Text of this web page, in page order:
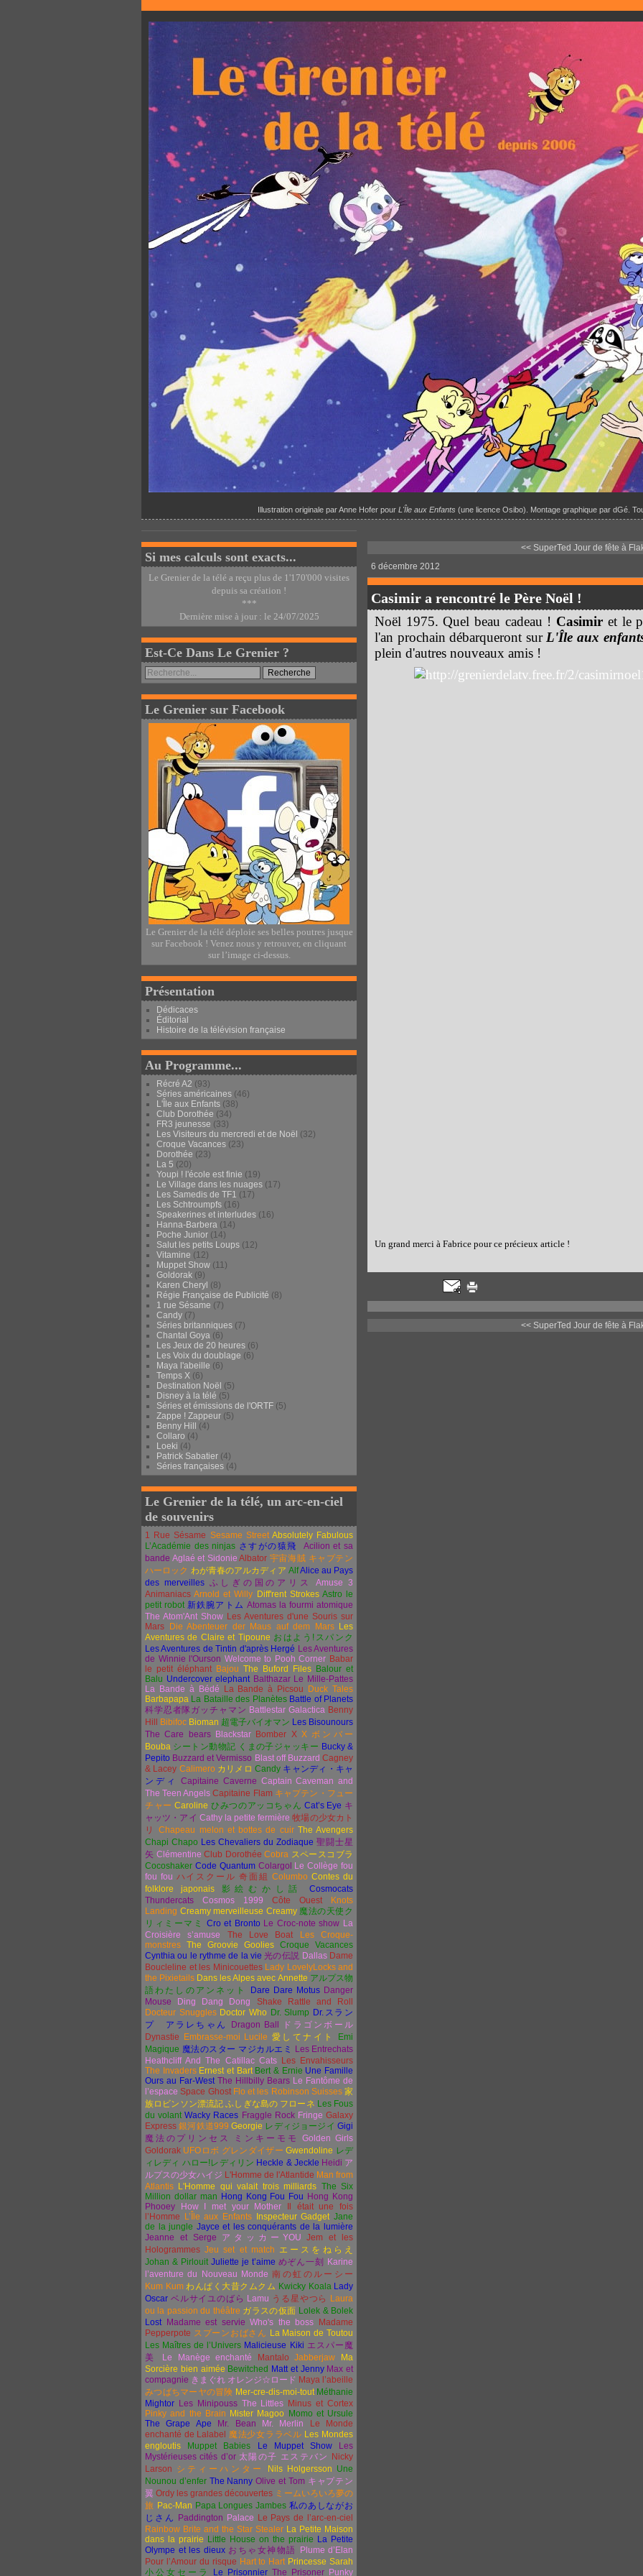
Illustration originale par Anne Hofer pour L'Île aux Enfants (une licence Osibo). Montage graphique par dGé.
Si mes calculs sont exacts...
Le Grenier de la télé a reçu plus de 1'170'000 visites
depuis sa création !
***
Dernière mise à jour : le 24/07/2025
Est-Ce Dans Le Grenier ?
Le Grenier sur Facebook
Le Grenier de la télé déploie ses belles poutres jusque
sur Facebook ! Venez nous y retrouver, en cliquant
sur l’image ci-dessus.
Présentation
Dédicaces
Éditorial
Histoire de la télévision française
Au Programme...
Récré A2 (93)
Séries américaines (46)
L'Île aux Enfants (38)
Club Dorothée (34)
FR3 jeunesse (33)
Les Visiteurs du mercredi et de Noël (32)
Croque Vacances (23)
Dorothée (23)
La 5 (20)
Youpi ! l'école est finie (19)
Le Village dans les nuages (17)
Les Samedis de TF1 (17)
Les Schtroumpfs (16)
Speakerines et interludes (16)
Hanna-Barbera (14)
Poche Junior (14)
Salut les petits Loups (12)
Vitamine (12)
Muppet Show (11)
Goldorak (9)
Karen Cheryl (8)
Régie Française de Publicité (8)
1 rue Sésame (7)
Candy (7)
Séries britanniques (7)
Chantal Goya (6)
Les Jeux de 20 heures (6)
Les Voix du doublage (6)
Maya l'abeille (6)
Temps X (6)
Destination Noël (5)
Disney à la télé (5)
Séries et émissions de l'ORTF (5)
Zappe ! Zappeur (5)
Benny Hill
(4)
Collaro (4)
Loeki (4)
Patrick Sabatier (4)
Séries françaises (4)
Le Grenier de la télé, un arc-en-ciel
de souvenirs
1 Rue Sésame Sesame Street Absolutely Fabulous
L’Académie des ninjas さすがの猿飛
Acilion et sa
bande Aglaé et Sidonie Albator 宇宙海賊 キャプテン
ハーロック わが青春のアルカディア AlfAlice au Pays
des merveilles ふしぎの国のアリス
Amuse 3
Animaniacs Arnold et Willy Diff'rent Strokes Astro le
petit robot 新鉄腕アトム Atomas la fourmi atomique
The Atom'Ant Show Les Aventures d'une Souris sur
Mars
Die Abenteuer der Maus auf dem Mars
Les
Aventures de Claire et Tipoune おはよ う ! スパンク
Les Aventures de Tintin d'après Hergé Les Aventures
de Winnie l'Ourson Welcome to Pooh Corner Babar
le petit éléphant Bajou The Buford Files Balour et
Balu Undercover elephant Balthazar Le Mille-Pattes
La Bande à Bédé
La Bande à Picsou
Duck Tales
Barbapapa La Bataille des Planètes Battle of Planets
科学忍者隊ガッチャマン Battlestar Galactica Benny
Hill
Bibifoc Bioman 超電子バイオマン Les Bisounours
The Care bears Blackstar Bomber X Xボンバー
Bouba シートン動物記 くまの子ジャッキー Bucky &
Pepito Buzzard et Vermisso Blast off Buzzard Cagney
& Lacey Calimero カリメロ Candy キャンディ・キャ
ンディ
Capitaine Caverne Captain Caveman and
The Teen Angels Capitaine Flam キャプテン ・ フュー
チャー Caroline ひみつのアッコちゃん Cat’s Eye キ
ャッツ・アイ Cathy la petite fermière 牧場の少女カト
リ
Chapeau melon et bottes de cuir The Avengers
Chapi Chapo Les Chevaliers du Zodiaque 聖闘士星
矢 Clémentine Club Dorothée Cobra スペースコブラ
Cocoshaker Code Quantum Colargol
Le Collège fou
fou fou ハイスクール 奇面組 Columbo Contes du
folklore japonais
影絵むかし話
Cosmocats
Thundercats
Cosmos 1999 Côte Ouest
Knots
Landing Creamy merveilleuse Creamy 魔法の天使ク
リィミーマミ
Cro et Bronto Le Croc-note show La
Croisière s’amuse
The Love Boat
Les Croque-
monstres The Groovie Goolies Croque Vacances
Cynthia ou le rythme de la vie 光の伝説 Dallas Dame
Boucleline et les Minicouettes Lady LovelyLocks and
the Pixietails Dans les Alpes avec Annette アルプス物
語わたしのアンネット
Dare Dare Motus Danger
Mouse
Ding Dang Dong
Shake Rattle and Roll
Docteur Snuggles Doctor Who Dr. Slump Dr. スラン
プ
アラレちゃん Dragon Ball
ドラゴンボール
Dynastie
Embrasse-moi Lucile 愛してナイト
Emi
Magique 魔法のスター マジカルエミ
Les Entrechats
Heathcliff And The Catillac Cats Les Envahisseurs
The Invaders Ernest et Bart Bert & Ernie Une Famille
Ours au Far-West The Hillbilly Bears Le Fantôme de
l’espace Space Ghost Flo et les Robinson Suisses 家
族ロビンソン漂流記 ふしぎな島の フローネ Les Fous
du volant Wacky Races Fraggle Rock Fringe Galaxy
Express 銀河鉄道999 Georgie レディジョージイ Gigi
魔法のプリンセス ミンキ ーモモ
Golden Girls
Goldorak UFO ロボ グレンダイザー Gwendoline レデ
ィレディ ハロー!レディリン Heckle & Jeckle Heidi ア
ルプスの少女ハイジ L'Homme de l'Atlantide Man from
Atlantis L'Homme qui valait trois milliards The Six
Million dollar man Hong Kong Fou Fou Hong Kong
Phooey
How I met your Mother
Il était une fois
l’Homme
L’Île aux Enfants Inspecteur Gadget Jane
de la jungle Jayce et les conquérants de la lumière
Jeanne et Serge
アタッカー YOU Jem et les
Hologrammes Jeu set et match エースをねらえ
Johan & Pirlouit Juliette je t’aime めぞん一刻
Karine
l’aventure du Nouveau Monde 南の虹のルーシー
Kum Kum わんぱく大昔クムクム Kwicky Koala Lady
Oscar ベルサイユのばら Lamu うる星やつら
Laura
ou la passion du théâtre ガラスの仮面 Lolek & Bolek
Lost
Madame est servie Who's the boss
Madame
Pepperpote スプーンおばさん La Maison de Toutou
Les Maîtres de l’Univers Malicieuse Kiki エスパー魔
美
Le Manège enchanté Mantalo Jabberjaw
Ma
Sorcière bien aimée Bewitched Matt et Jenny Max et
compagnie きまぐれ オレンジ☆ロード Maya l’abeille
みつばちマーヤの冒険 Mer-cre-dis-moi-tout Méthanie
Mightor Les Minipouss The Littles Minus et Cortex
Pinky and the Brain Mister Magoo
Momo et Ursule
The Grape Ape
Mr. Bean Mr. Merlin
Le Monde
enchanté de Lalabel
魔法少女ララベル Les Mondes
engloutis
Muppet Babies Le Muppet Show
Les
Mystérieuses cités d’or 太陽の子 エステバン
Nicky
Larson シティーハンター Nils Holgersson Une
Nounou d’enfer The Nanny Olive et Tom キャプテン
翼 Ordy les grandes découvertes ミームいろいろ夢の
旅 Pac-Man Papa Longues Jambes 私のあしながお
じさん
Paddington Palace Le Pays de l’arc-en-ciel
Rainbow Brite and the Star Stealer La Petite Maison
dans la prairie Little House on the prairie La Petite
Olympe et les dieux おちゃ女神物語
Plume d’Elan
Pour l’Amour du risque Hart to Hart Princesse Sarah
小公女セーラ
Le Prisonnier The Prisoner Punky
<< SuperTed Jour de fête à
6 décembre 2012
Casimir a rencontré le Père Noël !
Noël 1975. Quel beau cadeau ! Casimir et le
l'an prochain débarqueront sur L'Île aux
plein d'autres nouveaux amis !
Un grand merci à Fabrice pour ce précieux article !
<< SuperTed Jour de fête à